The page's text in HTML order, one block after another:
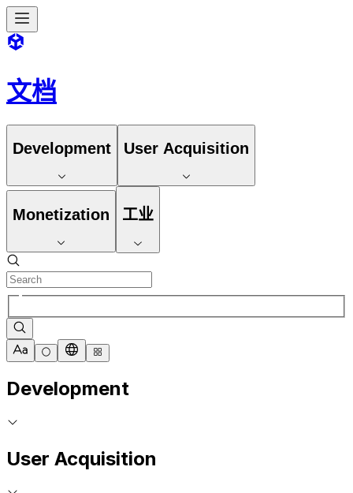
文档
Development User Acquisition
Monetization 工业
Development
User Acquisition